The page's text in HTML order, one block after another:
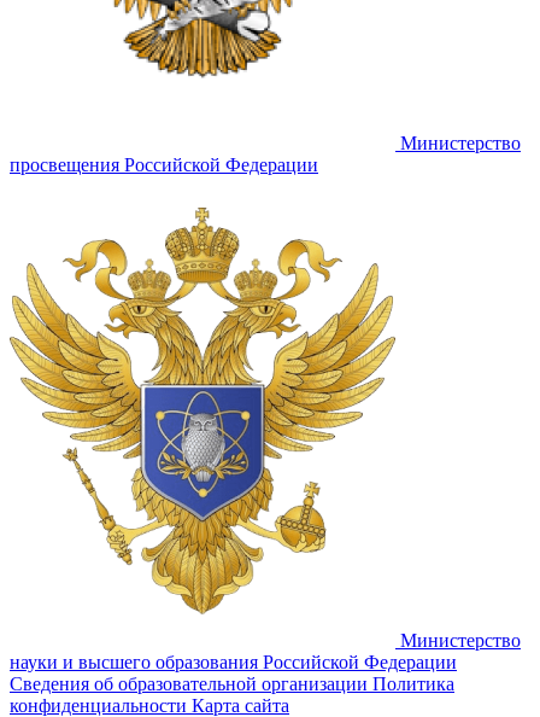
Министерство
просвещения Российской Федерации
Министерство
науки и высшего образования Российской Федерации
Сведения об образовательной организации Политика
конфиденциальности Карта сайта